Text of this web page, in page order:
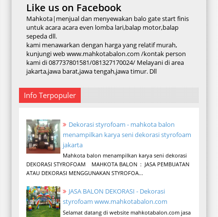
Like us on Facebook
Mahkota|menjual dan menyewakan balo gate start finis
untuk acara acara even lomba lari,balap motor,balap
sepeda dll.
kami menawarkan dengan harga yang relatif murah,
kunjungi web www.mahkotabalon.com /kontak person
kami di 087737801581/081327170024/ Melayani di area
jakarta,jawa barat,jawa tengah,jawa timur. Dll
Info Terpopuler
Dekorasi styrofoam - mahkota balon
menampilkan karya seni dekorasi styrofoam
jakarta
Mahkota balon menampilkan karya seni dekorasi
DEKORASI STYROFOAM MAHKOTA BALON : JASA PEMBUATAN
ATAU DEKORASI MENGGUNAKAN STYROFOA...
JASA BALON DEKORASI - Dekorasi
styrofoam www.mahkotabalon.com
Selamat datang di website mahkotabalon.com jasa